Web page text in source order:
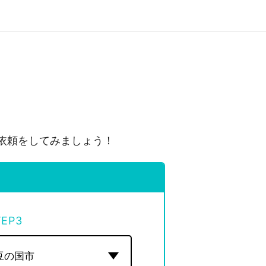
をしてみましょう！
3